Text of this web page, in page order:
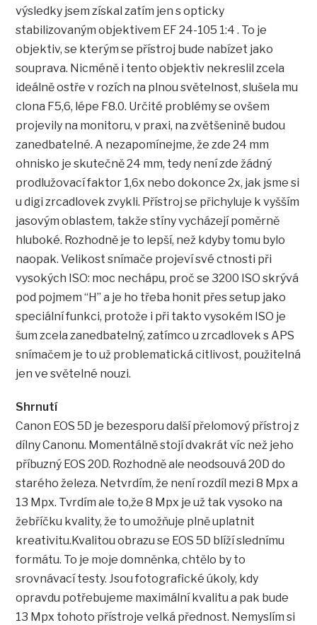
výsledky jsem získal zatím jen s opticky
stabilizovaným objektivem EF 24-105 1:4 . To je
objektiv, se kterým se přístroj bude nabízet jako
souprava. Nicméně i tento objektiv nekreslil zcela
ideálně ostře v rozích na plnou světelnost, slušela mu
clona F5,6, lépe F8.0. Určité problémy se ovšem
projevily na monitoru, v praxi, na zvětšenině budou
zanedbatelné. A nezapomínejme, že zde 24 mm
ohnisko je skutečně 24 mm, tedy není zde žádný
prodlužovací faktor 1,6x nebo dokonce 2x, jak jsme si
u digi zrcadlovek zvykli. Přístroj se přichyluje k vyšším
jasovým oblastem, takže stíny vycházejí poměrně
hluboké. Rozhodně je to lepší, než kdyby tomu bylo
naopak. Velikost snímače projeví své ctnosti při
vysokých ISO: moc nechápu, proč se 3200 ISO skrývá
pod pojmem “H” a je ho třeba honit přes setup jako
speciální funkci, protože i při takto vysokém ISO je
šum zcela zanedbatelný, zatímco u zrcadlovek s APS
snímačem je to už problematická citlivost, použitelná
jen ve světelné nouzi.
Shrnutí
Canon EOS 5D je bezesporu další přelomový přístroj z
dílny Canonu. Momentálně stojí dvakrát víc než jeho
příbuzný EOS 20D. Rozhodně ale neodsouvá 20D do
starého železa. Netvrdím, že není rozdíl mezi 8 Mpx a
13 Mpx. Tvrdím ale to,že 8 Mpx je už tak vysoko na
žebříčku kvality, že to umožňuje plně uplatnit
kreativitu.Kvalitou obrazu se EOS 5D blíží slednímu
formátu. To je moje domněnka, chtělo by to
srovnávací testy. Jsou fotografické úkoly, kdy
opravdu potřebujeme maximální kvalitu a pak bude
13 Mpx tohoto přístroje velká přednost. Nemyslím si